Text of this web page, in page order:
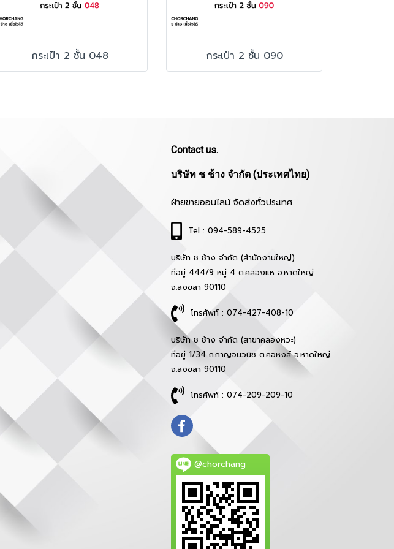
กระเป๋า 2 ชั้น 048 กระเป๋า 2 ชั้น 090
Contact us.
บริษัท ช ช้าง จำกัด (ประเทศไทย)
ฝ่ายขายออนไลน์ จัดส่งทั่วประเทศ
Tel : 094-589-4525
บริษัท ช ช้าง จำกัด (สำนักงานใหญ่)
ที่อยู่ 444/9 หมู่ 4 ต.คลองแห อ.หาดใหญ่
จ.สงขลา 90110
โทรศัพท์ : 074-427-408-10
บริษัท ช ช้าง จำกัด (สาขาคลองหวะ)
ที่อยู่ 1/34 ถ.กาญจนวนิช ต.คอหงส์ อ.หาดใหญ่
จ.สงขลา 90110
โทรศัพท์ : 074-209-209-10
@chorchang